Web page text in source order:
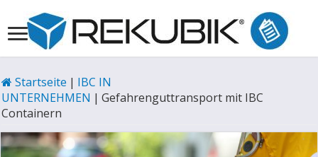
Startseite | IBC IN
UNTERNEHMEN | Gefahrenguttransport mit IBC
Containern